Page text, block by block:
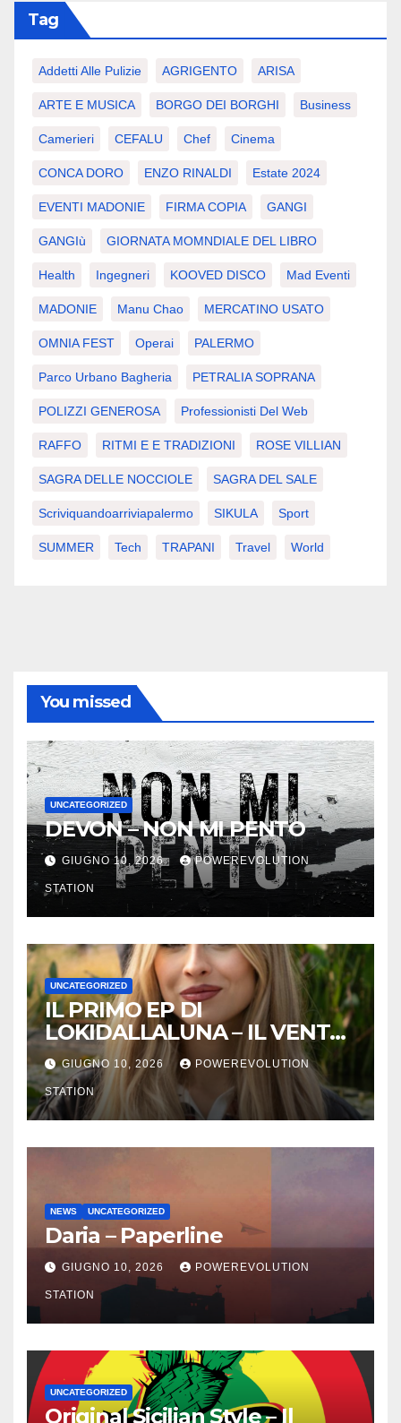
Tag
Addetti Alle Pulizie AGRIGENTO ARISA
ARTE E MUSICA BORGO DEI BORGHI Business
Camerieri CEFALU Chef Cinema
CONCA DORO ENZO RINALDI Estate 2024
EVENTI MADONIE FIRMA COPIA GANGI
GANGIù GIORNATA MOMNDIALE DEL LIBRO
Health Ingegneri KOOVED DISCO Mad Eventi
MADONIE Manu Chao MERCATINO USATO
OMNIA FEST Operai PALERMO
Parco Urbano Bagheria PETRALIA SOPRANA
POLIZZI GENEROSA Professionisti Del Web
RAFFO RITMI E E TRADIZIONI ROSE VILLIAN
SAGRA DELLE NOCCIOLE SAGRA DEL SALE
Scriviquandoarriviapalermo SIKULA Sport
SUMMER Tech TRAPANI Travel World
You missed
UNCATEGORIZED
DEVON – NON MI PENTO
GIUGNO 10, 2026 POWEREVOLUTION
STATION
UNCATEGORIZED
IL PRIMO EP DI
LOKIDALLALUNA – IL VENTO
SCAPPA SE T’INNAMORI
GIUGNO 10, 2026 POWEREVOLUTION
STATION
NEWS UNCATEGORIZED
Daria – Paperline
GIUGNO 10, 2026 POWEREVOLUTION
STATION
UNCATEGORIZED
Original Sicilian Style – Il